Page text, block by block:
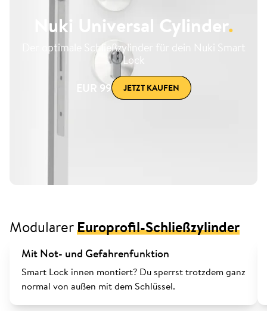
Nuki Universal Cylinder.
Der optimale Schließzylinder für dein Nuki Smart
Lock
EUR 99
JETZT KAUFEN
ModularerEuroprofil-Schließzylinder
Mit Not- und Gefahrenfunktion
Smart Lock innen montiert? Du sperrst trotzdem ganz
normal von außen mit dem Schlüssel.